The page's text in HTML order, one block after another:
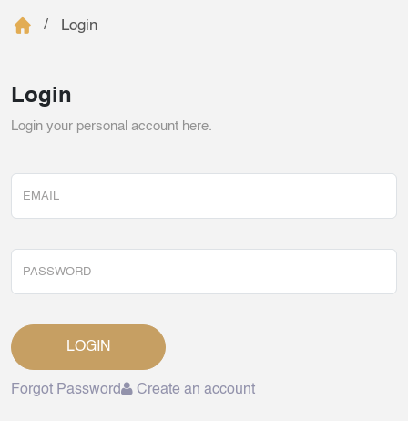
Login
Login
Login your personal account here.
LOGIN
Forgot Password Create an account